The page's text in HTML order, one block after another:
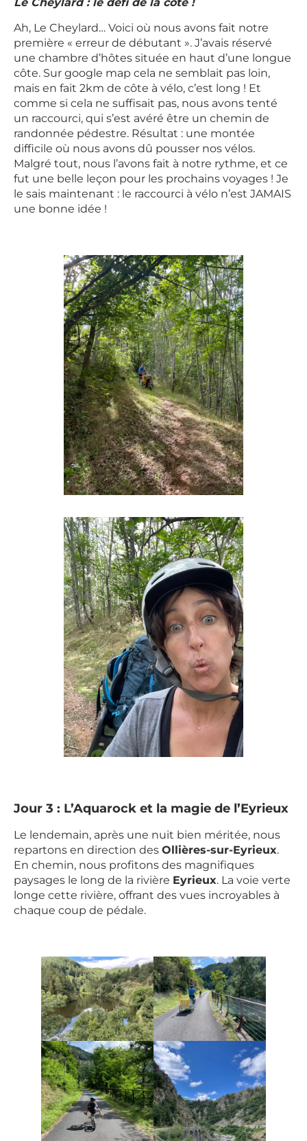
Ah, Le Cheylard… Voici où nous avons fait notre
première « erreur de débutant ». J’avais réservé
une chambre d’hôtes située en haut d’une longue
côte. Sur google map cela ne semblait pas loin,
mais en fait 2km de côte à vélo, c’est long ! Et
comme si cela ne suffisait pas, nous avons tenté
un raccourci, qui s’est avéré être un chemin de
randonnée pédestre. Résultat : une montée
difficile où nous avons dû pousser nos vélos.
Malgré tout, nous l’avons fait à notre rythme, et ce
fut une belle leçon pour les prochains voyages ! Je
le sais maintenant : le raccourci à vélo n’est JAMAIS
une bonne idée !
Jour 3 : L’Aquarock et la magie de l’Eyrieux
Le lendemain, après une nuit bien méritée, nous
repartons en direction des Ollières-sur-Eyrieux.
En chemin, nous profitons des magnifiques
paysages le long de la rivière Eyrieux. La voie verte
longe cette rivière, offrant des vues incroyables à
chaque coup de pédale.